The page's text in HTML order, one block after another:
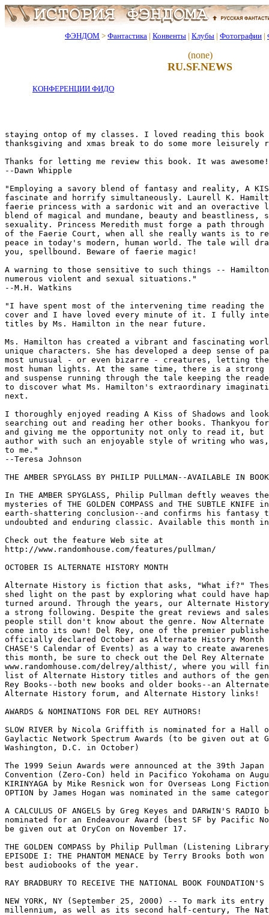
ФЭНДОМ > Фантастика | Конвенты | Клубы | Фотографии |
(none)
RU.SF.NEWS
КОНФЕРЕНЦИИ ФИДО